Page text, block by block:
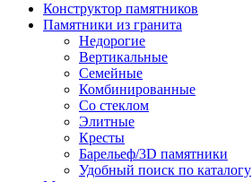
Конструктор памятников
Памятники из гранита
Недорогие
Вертикальные
Семейные
Комбинированные
Со стеклом
Элитные
Кресты
Барельеф/3D памятники
Удобный поиск по каталогу